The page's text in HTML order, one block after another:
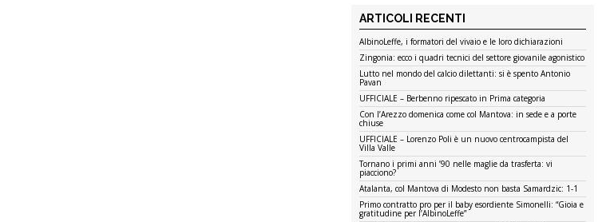
ARTICOLI RECENTI
AlbinoLeffe, i formatori del vivaio e le loro dichiarazioni
Zingonia: ecco i quadri tecnici del settore giovanile agonistico
Lutto nel mondo del calcio dilettanti: si è spento Antonio
Pavan
UFFICIALE – Berbenno ripescato in Prima categoria
Con l’Arezzo domenica come col Mantova: in sede e a porte
chiuse
UFFICIALE – Lorenzo Poli è un nuovo centrocampista del
Villa Valle
Tornano i primi anni ’90 nelle maglie da trasferta: vi
piacciono?
Atalanta, col Mantova di Modesto non basta Samardzic: 1-1
Primo contratto pro per il baby esordiente Simonelli: “Gioia e
gratitudine per l’AlbinoLeffe”